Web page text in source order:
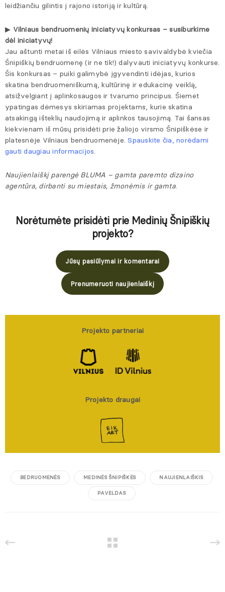
leidžiančiu gilintis į rajono istoriją ir kultūrą.
▶ Vilniaus bendruomenių iniciatyvų konkursas – susiburkime
dėl iniciatyvų!
Jau aštunti metai iš eilės Vilniaus miesto savivaldybė kviečia
Šnipiškių bendruomenę (ir ne tik!) dalyvauti iniciatyvų konkurse.
Šis konkursas – puiki galimybė įgyvendinti idėjas, kurios
skatina bendruomeniškumą, kultūrinę ir edukacinę veiklą,
atsižvelgiant į aplinkosaugos ir tvarumo principus. Šiemet
ypatingas dėmesys skiriamas projektams, kurie skatina
atsakingą išteklių naudojimą ir aplinkos tausojimą. Tai šansas
kiekvienam iš mūsų prisidėti prie žaliojo virsmo Šnipiškėse ir
platesnėje Vilniaus bendruomenėje.Spauskite čia, norėdami
gauti daugiau informacijos.
Naujienlaiškį parengė BLUMA – gamta paremto dizaino
agentūra, dirbanti su miestais, žmonėmis ir gamta.
Norėtumėte prisidėti prie Medinių Šnipiškių
projekto?
Jūsų pasiūlymai ir komentarai
Prenumeruoti naujienlaiškį
Projekto partneriai
Projekto draugai
BEDRUOMENĖS MEDINĖS ŠNIPIŠKĖS NAUJIENLAIŠKIS
PAVELDAS